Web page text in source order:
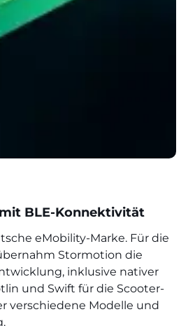
BLE-Konnektivität
eMobility-Marke. Für die
Stormotion die
inklusive nativer
und Swift für die Scooter-
verschiedene Modelle und